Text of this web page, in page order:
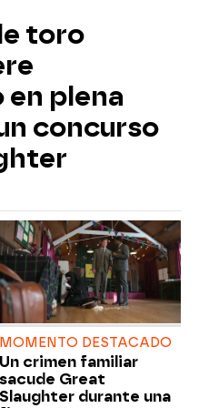
toro
plena
concurso
MOMENTO DESTACADO
Un crimen familiar
sacude Great
Slaughter durante una